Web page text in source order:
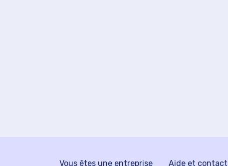
Vous êtes une entreprise Aide et contact